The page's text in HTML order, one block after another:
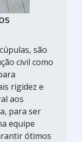
são
civil como
rigidez e
aos
para ser
equipe
ótimos